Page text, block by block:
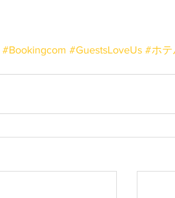
#Bookingcom #GuestsLoveUs #ホテ